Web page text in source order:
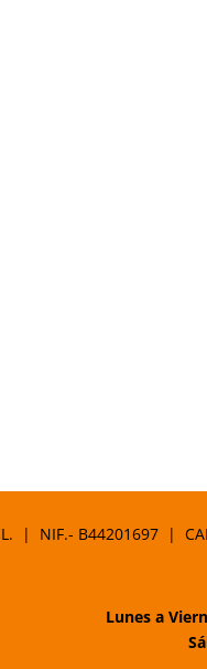
| NIF.- B44201697 |
Lunes a